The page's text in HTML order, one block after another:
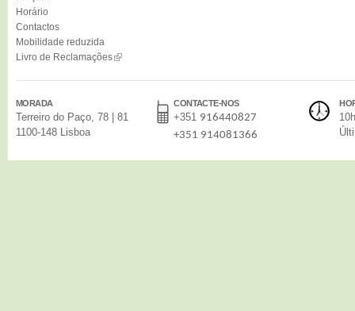
Horário
Contactos
Mobilidade reduzida
Livro de Reclamações
MORADA
Terreiro do Paço, 78 | 81
1100-148 Lisboa
CONTACTE-NOS
+351 916440827
+351 914081366